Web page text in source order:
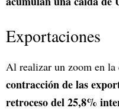
Exportaciones
Al realizar un zoom en
contracción de las
retroceso del 25,8%